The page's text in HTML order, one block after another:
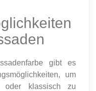
gibt es
um
oder klassisch zu